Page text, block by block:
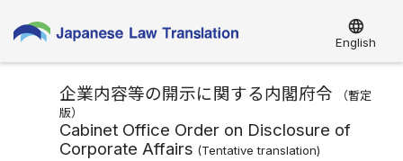
language
English
企業内容等の開示に関する内閣府令 （暫定
版）
Cabinet Office Order on Disclosure of
Corporate Affairs (Tentative translation)